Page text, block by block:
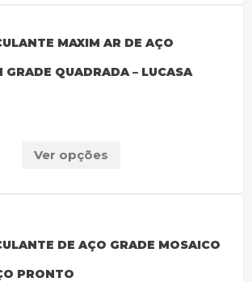
MAXIM AR DE AÇO
GRADE QUADRADA – LUCASA
Ver opções
DE AÇO GRADE MOSAICO
PRONTO